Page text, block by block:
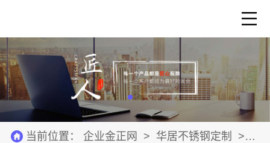
当前位置： 企业金正网 > 华居不锈钢定制 > 建